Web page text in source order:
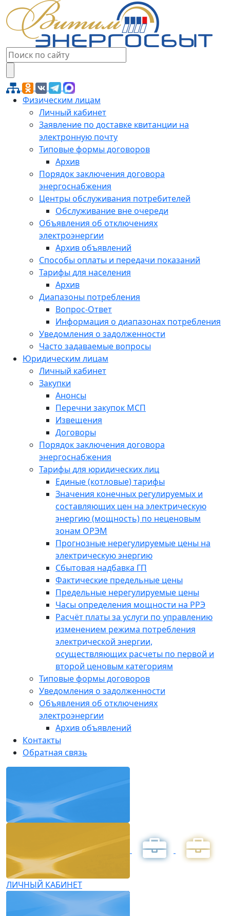
Физическим лицам
Личный кабинет
Заявление по доставке квитанции на
электронную почту
Типовые формы договоров
Архив
Порядок заключения договора
энергоснабжения
Центры обслуживания потребителей
Обслуживание вне очереди
Объявления об отключениях
электроэнергии
Архив объявлений
Способы оплаты и передачи показаний
Тарифы для населения
Архив
Диапазоны потребления
Вопрос-Ответ
Информация о диапазонах потребления
Уведомления о задолженности
Часто задаваемые вопросы
Юридическим лицам
Личный кабинет
Закупки
Анонсы
Перечни закупок МСП
Извещения
Договоры
Порядок заключения договора
энергоснабжения
Тарифы для юридических лиц
Единые (котловые) тарифы
Значения конечных регулируемых и
составляющих цен на электрическую
энергию (мощность) по неценовым
зонам ОРЭМ
Прогнозные нерегулируемые цены на
электрическую энергию
Сбытовая надбавка ГП
Фактические предельные цены
Предельные нерегулируемые цены
Часы определения мощности на РРЭ
Расчёт платы за услуги по управлению
изменением режима потребления
электрической энергии,
осуществляющих расчеты по первой и
второй ценовым категориям
Типовые формы договоров
Уведомления о задолженности
Объявления об отключениях
электроэнергии
Архив объявлений
Контакты
Обратная связь
ЛИЧНЫЙ КАБИНЕТ